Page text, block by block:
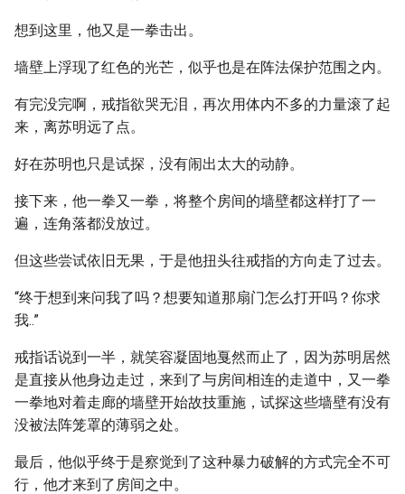
想到这里，他又是一拳击出。
墙壁上浮现了红色的光芒，似乎也是在阵法保护范围之内。
有完没完啊，戒指欲哭无泪，再次用体内不多的力量滚了起
来，离苏明远了点。
好在苏明也只是试探，没有闹出太大的动静。
接下来，他一拳又一拳，将整个房间的墙壁都这样打了一
遍，连角落都没放过。
但这些尝试依旧无果，于是他扭头往戒指的方向走了过去。
“终于想到来问我了吗？想要知道那扇门怎么打开吗？你求
我..”
戒指话说到一半，就笑容凝固地戛然而止了，因为苏明居然
是直接从他身边走过，来到了与房间相连的走道中，又一拳
一拳地对着走廊的墙壁开始故技重施，试探这些墙壁有没有
没被法阵笼罩的薄弱之处。
最后，他似乎终于是察觉到了这种暴力破解的方式完全不可
行，他才来到了房间之中。